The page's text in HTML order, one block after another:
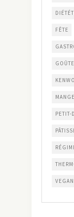
FÊTE
PETIT-
VEGAN